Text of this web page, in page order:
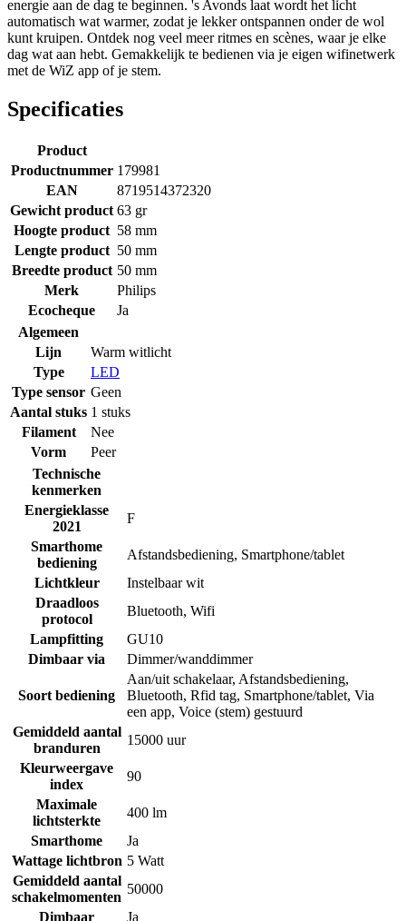
energie aan de dag te beginnen. 's Avonds laat wordt het licht
automatisch wat warmer, zodat je lekker ontspannen onder de wol
kunt kruipen. Ontdek nog veel meer ritmes en scènes, waar je elke
dag wat aan hebt. Gemakkelijk te bedienen via je eigen wifinetwerk
met de WiZ app of je stem.
Specificaties
Product
Productnummer 179981
EAN
8719514372320
Gewicht product 63 gr
Hoogte product 58 mm
Lengte product 50 mm
Breedte product 50 mm
Merk
Philips
Ecocheque
Ja
Algemeen
Lijn
Warm witlicht
Type
LED
Type sensor Geen
Aantal stuks 1 stuks
Filament
Nee
Vorm
Peer
Technische
kenmerken
Energieklasse
2021
F
Smarthome
bediening
Afstandsbediening, Smartphone/tablet
Lichtkleur
Instelbaar wit
Draadloos
protocol
Bluetooth, Wifi
Lampfitting
GU10
Dimbaar via
Dimmer/wanddimmer
Soort bediening
Aan/uit schakelaar, Afstandsbediening,
Bluetooth, Rfid tag, Smartphone/tablet, Via
een app, Voice (stem) gestuurd
Gemiddeld aantal
branduren
15000 uur
Kleurweergave
index
90
Maximale
lichtsterkte
400 lm
Smarthome
Ja
Wattage lichtbron 5 Watt
Gemiddeld aantal
schakelmomenten
50000
Dimbaar
Ja